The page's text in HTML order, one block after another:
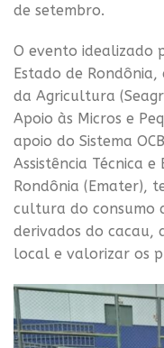
de setembro.
O evento idealizado
Estado de
da Agricultura
Apoio às Micros e
apoio do Sistema
Assistência Técnica
Rondônia (Emater),
cultura do consumo
derivados do cacau,
local e valorizar os